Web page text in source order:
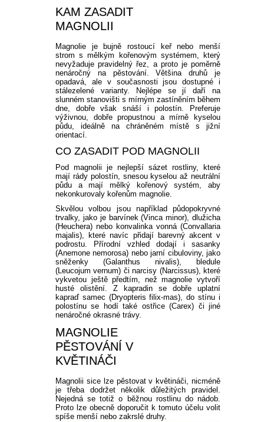
KOŘENOVÁ ZELENINA
LUSKOVÁ ZELENINA
KOŠŤÁLOVÁ ZELENINA
CIBULOVÁ ZELENINA
SEMENÁ NA KLÍČKY
OSTATNÍ SEMÍNKA
ZELENINY
SUBSTRÁTY A ZEMINY
VELKOKVĚTÉ
BALKONOVKY NA PŘÍMÉ
SLUNCE
NEMESIA
ČERNOOKÁ ZUZANA
SPORÝŠ
HVOZDÍK
KOPRETINA
DVOUZUBEC
ŠTÍROVNÍK
PLEKTRANT
SCAEVOLA
OSTRUHATKA
HELICHRYSUM
OSTEOSPERMUM
ISOTOMA
BALKONOVÉ KVĚTINY DO
STÍNU / POLOSTÍNU
AFRICKÁ KOPŘIVA
POVÍJNICE
DIANTHUS
BAKOPA
LOBELKY
LOTUS
VĚJÍŘOVKA
TAŘICE
NETÝKAVKA
ROSTLINY OKRASNÉ
LISTEM
OKRASNÁ KOPŘIVA
IPOMOEA
DICHONDRA
PLECTRANTHUS
SMIL
POPENEC
PRÍSLUŠENSTVÍ K
BALKÓNOVÝM ROSTLINÁM
OKRASNÉ SMRKY
ZAKRSLÉ JEHLIČNANY
JEHLIČNATÉ STROMY
OSTATNÍ
KEŘE KVETOUCÍ V LÉTĚ
KEŘE KVETOUCÍ V ZIMĚ
PLAMÉNKY
ROSTLINY
ČAJOHYBRIDY
STROMKOVÉ RŮŽE
OKRASNÉ TRÁVY NÍZKÉ
OSTŘICE
NÍZKÉ OKRASNÉ TRÁVY
OSTATNÍ
KORTADÉRIE
OZDOBNICE
PABAMBUS
DOCHAN
VYSOKÉ TRAVINY OSTATNÍ
TRVALKY
NÍZKÉ TRVALKY
TRVALKY DO STÍNU
ČECHRAVY
DLUŽICHY
BOHYŠKY
JARNÍ TRVALKY
LETNÍ TRVALKY
PODZIMNÍ TRVALKY
SKALNIČKY
LEVANDULE
ECHINACEA
ŽIVÝ PLOT NEOPADAVÝ
ŽIVÝ PLOT OPADAVÝ
HORTENZIE
HORTENZIE LATNATÉ
HORTENZIE VELKOLISTÉ
HORTENZIE
STROMEČKOVITÉ
MODRÉ HORTENZIE
SOLITÉRY
PŘÍSLUŠENSTVÍ K
OKRASNÉ ZAHRADĚ
BÍLÉ A LESNÍ JAHODY
REZISTENTNÍ JABLONĚ
SLOUPOVITÉ JABLONĚ
ŠVESTKY A BLUMY
MERUŇKY
BROSKVE A NEKTARINKY
ZAKRSLÉ OVOCNÉ STROMY
OSTRUŽINY
ANGREŠT
MALINY
RYBÍZ
FIKOVNÍK
HURMIKAKI
KIWI
MUCHOVNÍK
RAKYTNÍK ŘEŠETLÁKOVÝ
ZIMOLEZ KAMČATSKÝ
OŘECHY A LÍSKY
OSTATNÍ NETRADIČNÍ
SAZENICE ZELENINY
SAZENICE RAJČAT
SAZENICE OKUREK
SADBOVÉ BRAMBORY
SLADKÉ BRAMBORY
SADBOVÝ ČESNEK
MEDVĚDÍ ČESNEK
ZELENINOVÉ SAZENICE
OSTATNÍ
PŘÍSLUŠENSTVÍ K
UŽITKOVÉ ZAHRADĚ
SLEVA 10 %
KAM ZASADIT
MAGNOLII
Magnolie je bujně rostoucí keř nebo menší
strom s mělkým kořenovým systémem, který
nevyžaduje pravidelný řez, a proto je poměrně
nenáročný na pěstování. Většina druhů je
opadavá, ale v současnosti jsou dostupné i
stálezelené varianty. Nejlépe se jí daří na
slunném stanovišti s mírným zastíněním během
dne, dobře však snáší i polostín. Preferuje
výživnou, dobře propustnou a mírně kyselou
půdu, ideálně na chráněném místě s jižní
orientací.
CO ZASADIT POD MAGNOLII
Pod magnolii je nejlepší sázet rostliny, které
mají rády polostín, snesou kyselou až neutrální
půdu a mají mělký kořenový systém, aby
nekonkurovaly kořenům magnolie.
Skvělou volbou jsou například půdopokryvné
trvalky, jako je barvínek (Vinca minor), dlužicha
(Heuchera) nebo konvalinka vonná (Convallaria
majalis), které navíc přidají barevný akcent v
podrostu. Přírodní vzhled dodají i sasanky
(Anemone nemorosa) nebo jarní cibuloviny, jako
sněženky (Galanthus nivalis), bledule
(Leucojum vernum) či narcisy (Narcissus), které
vykvetou ještě předtím, než magnolie vytvoří
husté olistění. Z kapradin se dobře uplatní
kapraď samec (Dryopteris filix-mas), do stínu i
polostínu se hodí také ostřice (Carex) či jiné
nenáročné okrasné trávy.
MAGNOLIE
PĚSTOVÁNÍ V
KVĚTINÁČI
Magnolii sice lze pěstovat v květináči, nicméně
je třeba dodržet několik důležitých pravidel.
Nejedná se totiž o běžnou rostlinu do nádob.
Proto lze obecně doporučit k tomuto účelu volit
spíše menší nebo zakrslé druhy.